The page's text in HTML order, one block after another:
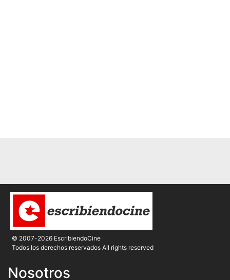
© 2007-2026 EscribiendoCine
Todos los derechos reservados All rights reserved
Nosotros